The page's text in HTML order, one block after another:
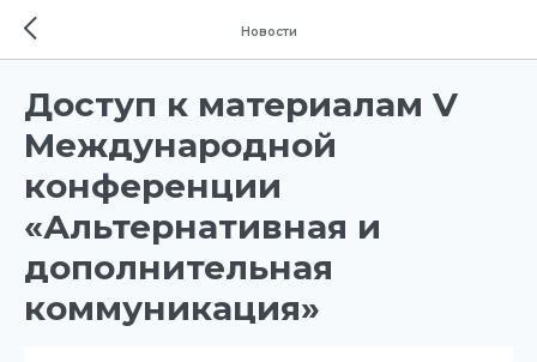
Новости
Доступ к материалам V
Международной
конференции
«Альтернативная и
дополнительная
коммуникация»